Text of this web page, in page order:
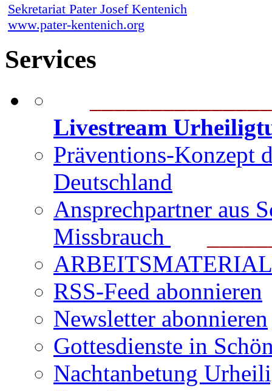
Sekretariat Pater Josef Kentenich
www.pater-kentenich.org
Services
Livestream
Präventions-Konzept
Deutschland
Ansprechpartner aus
Missbrauch
ARBEITSMATERIAL
RSS-Feed abonnieren
Newsletter abonnieren
Gottesdienste in
Nachtanbetung